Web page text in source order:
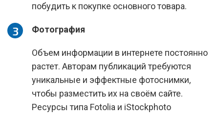
побудить к покупке основного товара.
Фотография
Объем информации в интернете постоянно
растет. Авторам публикаций требуются
уникальные и эффектные фотоснимки,
чтобы разместить их на своём сайте.
Ресурсы типа Fotolia и iStockphoto